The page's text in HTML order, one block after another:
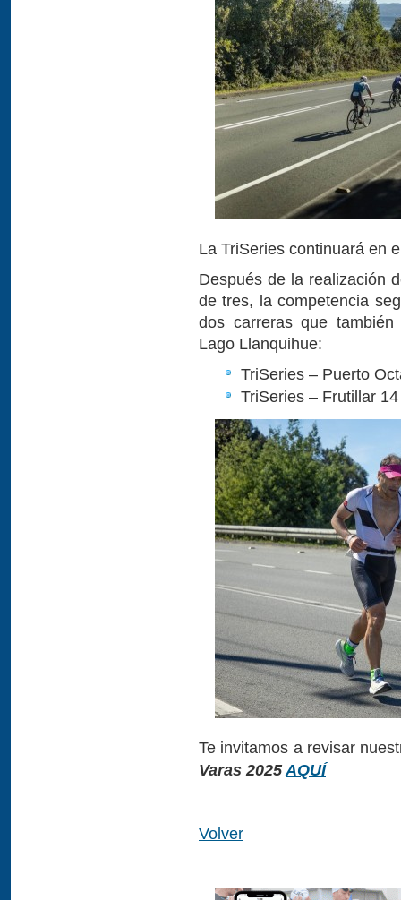
La TriSeries continuará en
Después de la realización
de tres, la competencia
dos carreras que
Lago Llanquihue:
TriSeries – Puerto
TriSeries – Frutillar
Te invitamos a revisar
Varas 2025AQUÍ
Volver